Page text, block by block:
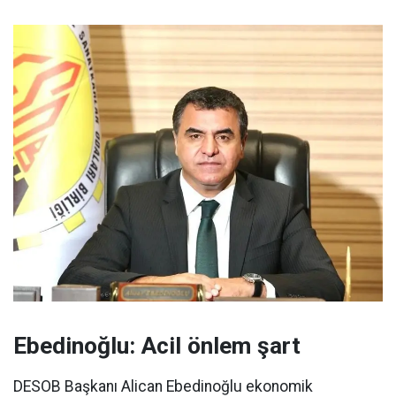
Ebedinoğlu: Acil önlem şart
DESOB Başkanı Alican Ebedinoğlu ekonomik